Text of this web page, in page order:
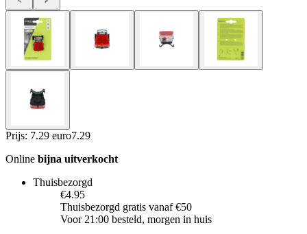
Prijs: 7.29 euro7.29
Online bijna uitverkocht
Thuisbezorgd
€4.95
Thuisbezorgd gratis vanaf €50
Voor 21:00 besteld, morgen in huis